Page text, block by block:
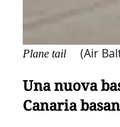
Plane tail (Air
Una nuova
Canaria